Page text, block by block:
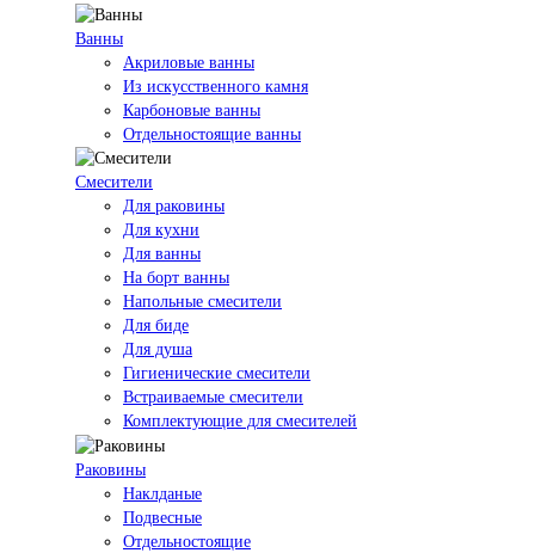
Ванны
Акриловые ванны
Из искусственного камня
Карбоновые ванны
Отдельностоящие ванны
Смесители
Для раковины
Для кухни
Для ванны
На борт ванны
Напольные смесители
Для биде
Для душа
Гигиенические смесители
Встраиваемые смесители
Комплектующие для смесителей
Раковины
Наклданые
Подвесные
Отдельностоящие